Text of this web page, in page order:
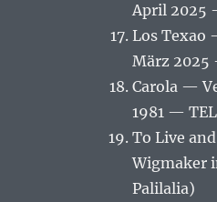
April 2025
Los Texao
März 2025
Carola —
1981 —
To Live
Wigmaker
Palilalia)